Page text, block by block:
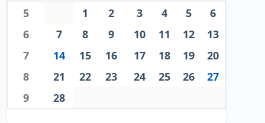
5
1 2 3 4 5
6
6
7 8 9 10 11 12
13
7
14 15 16 17 18 19
20
8
21 22 23 24 25 26
27
9
28